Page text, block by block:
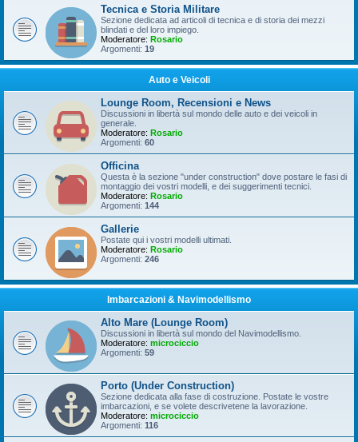
Tecnica e Storia Militare
Sezione dedicata ad articoli di tecnica e di storia dei mezzi
blindati e del loro impiego.
Moderatore: Rosario
Argomenti: 19
Auto e Veicoli
Lounge Room, Recensioni e News
Discussioni in libertà sul mondo delle auto e dei veicoli in
generale.
Moderatore: Rosario
Argomenti: 60
Officina
Questa è la sezione "under construction" dove postare le fasi di
montaggio dei vostri modelli, e dei suggerimenti tecnici.
Moderatore: Rosario
Argomenti: 144
Gallerie
Postate qui i vostri modelli ultimati.
Moderatore: Rosario
Argomenti: 246
Imbarcazioni & Navimodellismo
Alto Mare (Lounge Room)
Discussioni in libertà sul mondo del Navimodellismo.
Moderatore: microciccio
Argomenti: 59
Porto (Under Construction)
Sezione dedicata alla fase di costruzione. Postate le vostre
imbarcazioni, e se volete descrivetene la lavorazione.
Moderatore: microciccio
Argomenti: 116